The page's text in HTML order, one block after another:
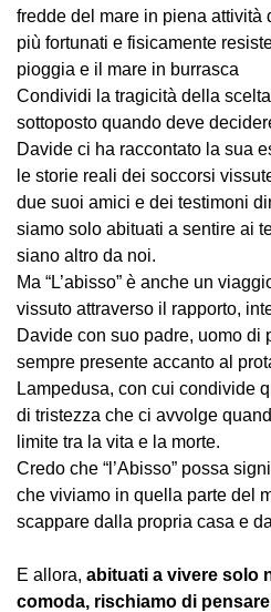
fredde del mare in piena attività
più fortunati e fisicamente
pioggia e il mare in burrasca
Condividi la tragicità della
sottoposto quando deve
Davide ci ha raccontato la sua
le storie reali dei soccorsi
due suoi amici e dei testimoni
siamo solo abituati a sentire ai
siano altro da noi.
Ma “L’abisso” è anche un
vissuto attraverso il rapporto,
Davide con suo padre, uomo di
sempre presente accanto al
Lampedusa, con cui condivide
di tristezza che ci avvolge
limite tra la vita e la morte.
Credo che “l’Abisso” possa
che viviamo in quella parte del
scappare dalla propria casa e
E allora, abituati a vivere solo
comoda, rischiamo di